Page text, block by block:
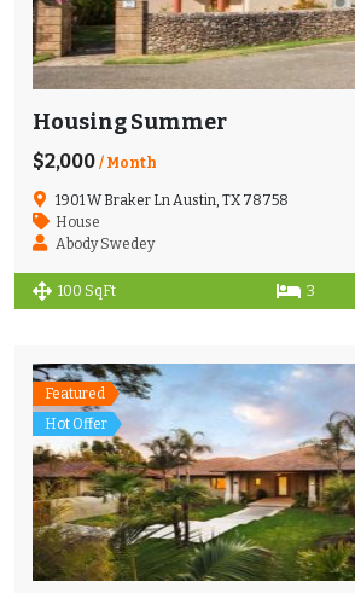
Housing Summer
$2,000 / Month
1901 W Braker Ln Austin, TX 78758
House
Abody Swedey
100 SqFt 3
Featured
Hot Offer